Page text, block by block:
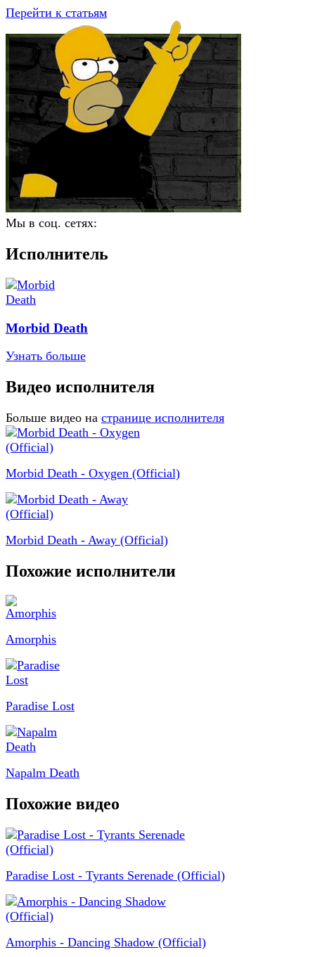
Перейти к статьям
Мы в соц. сетях:
Исполнитель
Morbid Death
Узнать больше
Видео исполнителя
Больше видео на странице исполнителя
Morbid Death - Oxygen (Official)
Morbid Death - Away (Official)
Похожие исполнители
Amorphis
Paradise Lost
Napalm Death
Похожие видео
Paradise Lost - Tyrants Serenade (Official)
Amorphis - Dancing Shadow (Official)